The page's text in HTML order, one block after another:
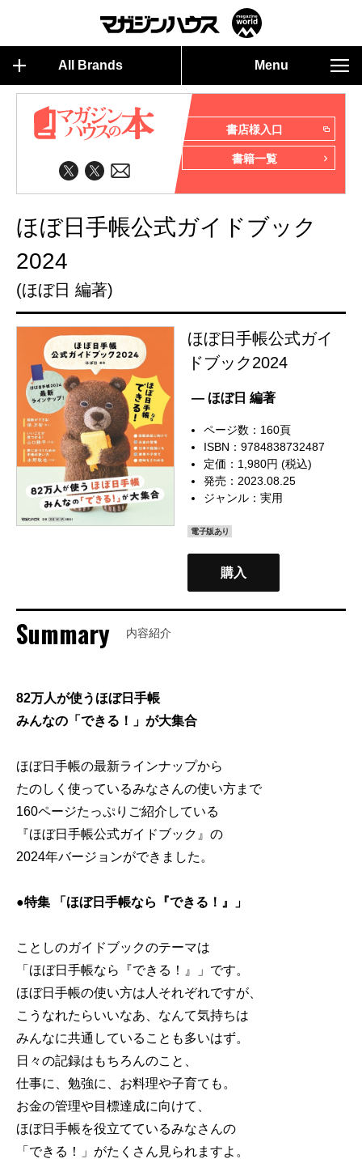
All Brands Menu
書店様入口
書籍一覧
ほぼ日手帳公式ガイドブック
2024
(ほぼ日 編著)
ほぼ日手帳公式ガイ
ドブック2024
— ほぼ日 編著
ページ数：160頁
ISBN：9784838732487
定価：1,980円 (税込)
発売：2023.08.25
ジャンル：実用
電子版あり
購入
Summary 内容紹介
82万人が使うほぼ日手帳
みんなの「できる！」が大集合
ほぼ日手帳の最新ラインナップから
たのしく使っているみなさんの使い方まで
160ページたっぷりご紹介している
『ほぼ日手帳公式ガイドブック』の
2024年バージョンができました。
●特集 「ほぼ日手帳なら『できる！』」
ことしのガイドブックのテーマは
「ほぼ日手帳なら『できる！』」です。
ほぼ日手帳の使い方は人それぞれですが、
こうなれたらいいなあ、なんて気持ちは
みんなに共通していることも多いはず。
日々の記録はもちろんのこと、
仕事に、勉強に、お料理や子育ても。
お金の管理や目標達成に向けて、
ほぼ日手帳を役立てているみなさんの
「できる！」がたくさん見られますよ。